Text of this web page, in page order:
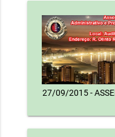
27/09/2015 -